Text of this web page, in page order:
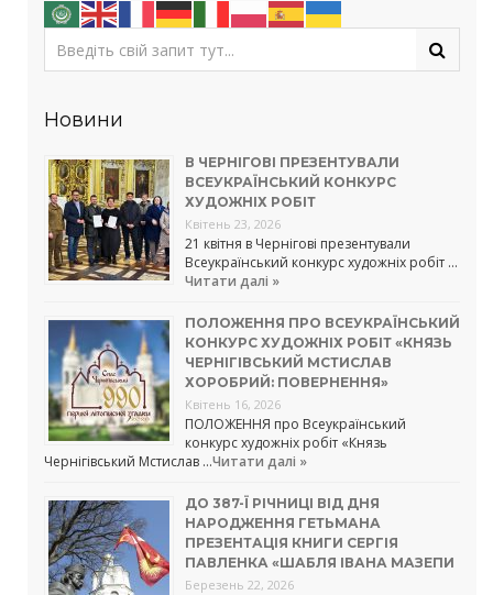
Новини
В ЧЕРНІГОВІ ПРЕЗЕНТУВАЛИ
ВСЕУКРАЇНСЬКИЙ КОНКУРС
ХУДОЖНІХ РОБІТ
Квітень 23, 2026
21 квітня в Чернігові презентували
Всеукраїнський конкурс художніх робіт …
Читати далі »
ПОЛОЖЕННЯ ПРО ВСЕУКРАЇНСЬКИЙ
КОНКУРС ХУДОЖНІХ РОБІТ «КНЯЗЬ
ЧЕРНІГІВСЬКИЙ МСТИСЛАВ
ХОРОБРИЙ: ПОВЕРНЕННЯ»
Квітень 16, 2026
ПОЛОЖЕННЯ про Всеукраїнський
конкурс художніх робіт «Князь
Чернігівський Мстислав …Читати далі »
ДО 387-Ї РІЧНИЦІ ВІД ДНЯ
НАРОДЖЕННЯ ГЕТЬМАНА
ПРЕЗЕНТАЦІЯ КНИГИ СЕРГІЯ
ПАВЛЕНКА «ШАБЛЯ ІВАНА МАЗЕПИ
Березень 22, 2026